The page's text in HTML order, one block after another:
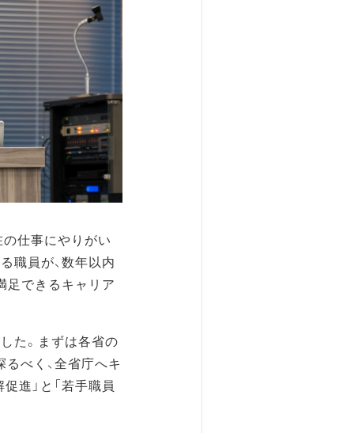
の仕事にやりがい
職員が、数年以内
足できるキャリア
た。まずは各省の
べく、全省庁へキ
進」と「若手職員